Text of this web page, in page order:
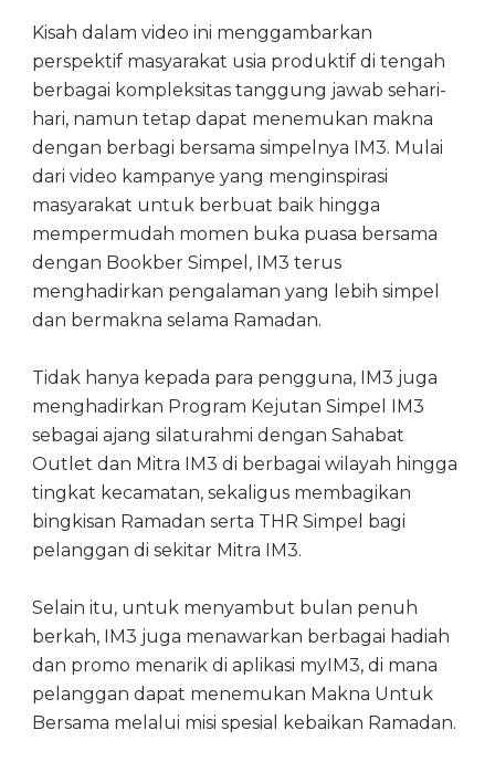
Kisah dalam video ini menggambarkan
perspektif masyarakat usia produktif di tengah
berbagai kompleksitas tanggung jawab sehari-
hari, namun tetap dapat menemukan makna
dengan berbagi bersama simpelnya IM3. Mulai
dari video kampanye yang menginspirasi
masyarakat untuk berbuat baik hingga
mempermudah momen buka puasa bersama
dengan Bookber Simpel, IM3 terus
menghadirkan pengalaman yang lebih simpel
dan bermakna selama Ramadan.
Tidak hanya kepada para pengguna, IM3 juga
menghadirkan Program Kejutan Simpel IM3
sebagai ajang silaturahmi dengan Sahabat
Outlet dan Mitra IM3 di berbagai wilayah hingga
tingkat kecamatan, sekaligus membagikan
bingkisan Ramadan serta THR Simpel bagi
pelanggan di sekitar Mitra IM3.
Selain itu, untuk menyambut bulan penuh
berkah, IM3 juga menawarkan berbagai hadiah
dan promo menarik di aplikasi myIM3, di mana
pelanggan dapat menemukan Makna Untuk
Bersama melalui misi spesial kebaikan Ramadan.